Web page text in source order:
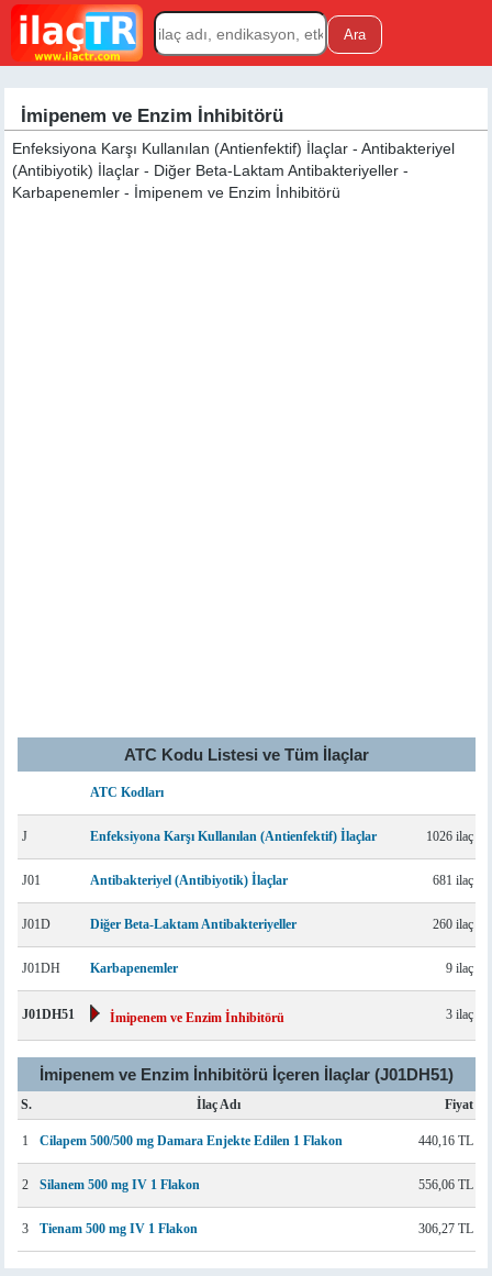
İmipenem ve Enzim İnhibitörü
Enfeksiyona Karşı Kullanılan (Antienfektif) İlaçlar - Antibakteriyel
(Antibiyotik) İlaçlar - Diğer Beta-Laktam Antibakteriyeller -
Karbapenemler - İmipenem ve Enzim İnhibitörü
ATC Kodu Listesi ve Tüm İlaçlar
ATC Kodları
J Enfeksiyona Karşı Kullanılan (Antienfektif) İlaçlar 1026 ilaç
J01 Antibakteriyel (Antibiyotik) İlaçlar 681 ilaç
J01D Diğer Beta-Laktam Antibakteriyeller 260 ilaç
J01DH Karbapenemler 9 ilaç
J01DH51 İmipenem ve Enzim İnhibitörü 3 ilaç
İmipenem ve Enzim İnhibitörü İçeren İlaçlar (J01DH51)
S. İlaç Adı Fiyat
1 Cilapem 500/500 mg Damara Enjekte Edilen 1 Flakon 440,16 TL
2 Silanem 500 mg IV 1 Flakon 556,06 TL
3 Tienam 500 mg IV 1 Flakon 306,27 TL